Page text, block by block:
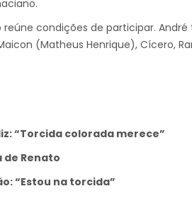
condições de participar. André
(Matheus Henrique), Cícero,
“Torcida colorada merece”
Renato
“Estou na torcida”